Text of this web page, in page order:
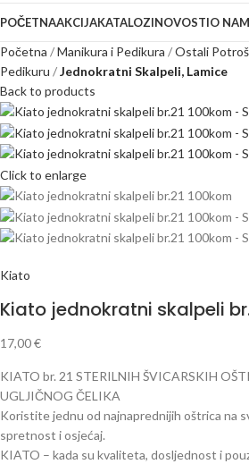
POČETNAAKCIJAKATALOZINOVOSTIO
Početna Manikura i Pedikura
Ostali
Pedikuru
Jednokratni Skalpeli, Lamice
Back to products
Click to enlarge
Kiato
Kiato jednokratni skalpeli
17,00€
KIATO br. 21 STERILNIH ŠVICARSKIH
UGLJIČNOG ČELIKA
Koristite jednu od najnaprednijih oštrica na
spretnost i osjećaj.
KIATO – kada su kvaliteta, dosljednost i